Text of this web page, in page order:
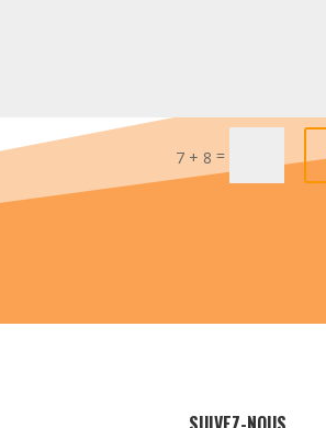
7 + 8 =